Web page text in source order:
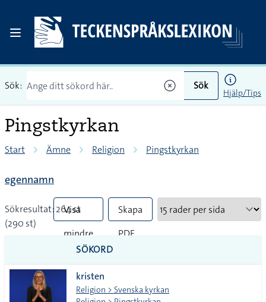
Sök: Sök
Hjälp/Tips
Pingstkyrkan
Start Ämne Religion Pingstkyrkan
egennamn
Sökresultat: 264 st
(290 st)
Visa
mindre
tecken
Skapa
PDF
SÖKORD
kristen
Religion > Svenska kyrkan